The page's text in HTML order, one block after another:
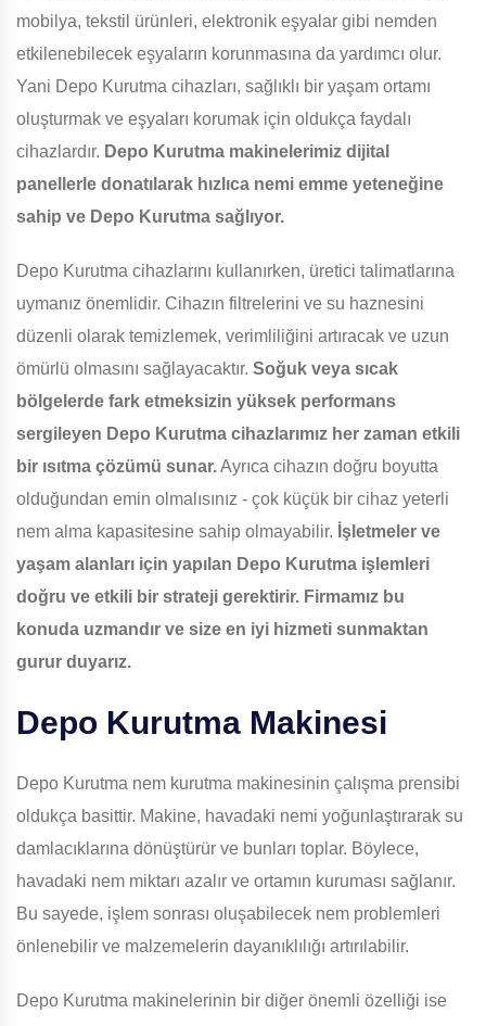
mobilya, tekstil ürünleri, elektronik eşyalar gibi nemden
etkilenebilecek eşyaların korunmasına da yardımcı olur.
Yani Depo Kurutma cihazları, sağlıklı bir yaşam ortamı
oluşturmak ve eşyaları korumak için oldukça faydalı
cihazlardır. Depo Kurutma makinelerimiz dijital
panellerle donatılarak hızlıca nemi emme yeteneğine
sahip ve Depo Kurutma sağlıyor.
Depo Kurutma cihazlarını kullanırken, üretici talimatlarına
uymanız önemlidir. Cihazın filtrelerini ve su haznesini
düzenli olarak temizlemek, verimliliğini artıracak ve uzun
ömürlü olmasını sağlayacaktır. Soğuk veya sıcak
bölgelerde fark etmeksizin yüksek performans
sergileyen Depo Kurutma cihazlarımız her zaman etkili
bir ısıtma çözümü sunar.Ayrıca cihazın doğru boyutta
olduğundan emin olmalısınız - çok küçük bir cihaz yeterli
nem alma kapasitesine sahip olmayabilir. İşletmeler ve
yaşam alanları için yapılan Depo Kurutma işlemleri
doğru ve etkili bir strateji gerektirir. Firmamız bu
konuda uzmandır ve size en iyi hizmeti sunmaktan
gurur duyarız.
Depo Kurutma Makinesi
Depo Kurutma nem kurutma makinesinin çalışma prensibi
oldukça basittir. Makine, havadaki nemi yoğunlaştırarak su
damlacıklarına dönüştürür ve bunları toplar. Böylece,
havadaki nem miktarı azalır ve ortamın kuruması sağlanır.
Bu sayede, işlem sonrası oluşabilecek nem problemleri
önlenebilir ve malzemelerin dayanıklılığı artırılabilir.
Depo Kurutma makinelerinin bir diğer önemli özelliği ise